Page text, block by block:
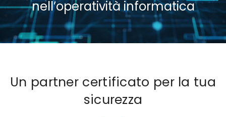
MES & Industria 4.0
Yard Management BI
nell’operatività informatica
Un partner certificato per la tua
sicurezza